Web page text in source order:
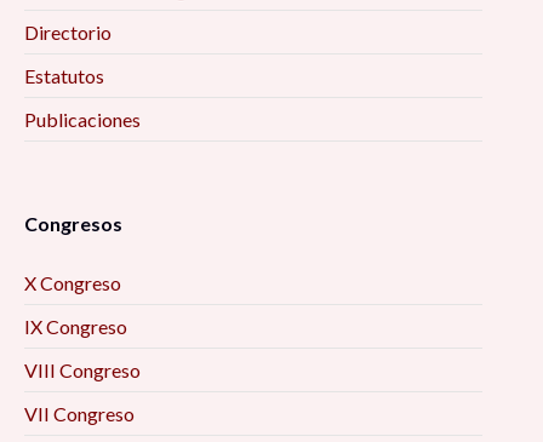
Directorio
Estatutos
Publicaciones
Congresos
X Congreso
IX Congreso
VIII Congreso
VII Congreso